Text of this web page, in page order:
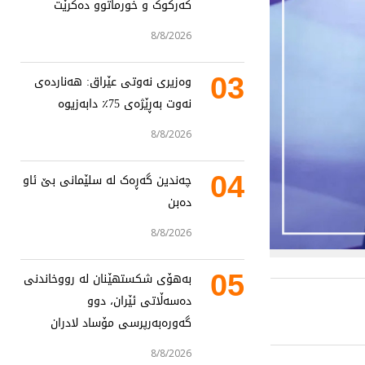
کەرکوک و خورماتوو دەکرێت
8/8/2026
03
وەزیری نەوتی عێراق: هەناردەی
نەوت بەڕێژەی 75٪ دابەزیوە
8/8/2026
04
چەندین گەڕەک لە سلێمانی بێ ئاو
دەبن
8/8/2026
05
بەهۆی شکستهێنان لە رووخاندنی
دەسەڵاتی ئێران، دوو
گەورەبەرپرسی مۆساد لادران
8/8/2026